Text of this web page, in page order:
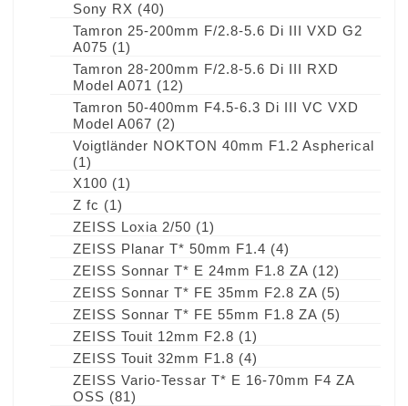
Sony RX (40)
Tamron 25-200mm F/2.8-5.6 Di III VXD G2
A075 (1)
Tamron 28-200mm F/2.8-5.6 Di III RXD
Model A071 (12)
Tamron 50-400mm F4.5-6.3 Di III VC VXD
Model A067 (2)
Voigtländer NOKTON 40mm F1.2 Aspherical
(1)
X100 (1)
Z fc (1)
ZEISS Loxia 2/50 (1)
ZEISS Planar T* 50mm F1.4 (4)
ZEISS Sonnar T* E 24mm F1.8 ZA (12)
ZEISS Sonnar T* FE 35mm F2.8 ZA (5)
ZEISS Sonnar T* FE 55mm F1.8 ZA (5)
ZEISS Touit 12mm F2.8 (1)
ZEISS Touit 32mm F1.8 (4)
ZEISS Vario-Tessar T* E 16-70mm F4 ZA
OSS (81)